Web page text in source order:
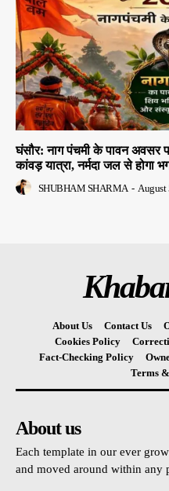
घंसौर: नाग पंचमी के पावन अवसर
कांवड़ यात्रा, नर्मदा जल से होगा
SHUBHAM SHARMA - August
About Us Contact Us
Cookies Policy
Fact-Checking Policy
Terms
About us
Each template in our ever
and moved around within any